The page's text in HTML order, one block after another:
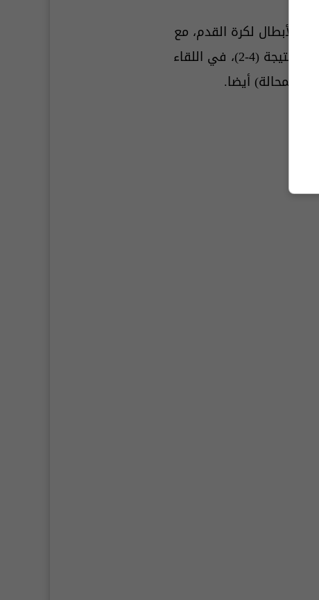
الأبطال لكرة القدم، مع
" على حساب فريق السد القطري، إثر فوزه عليه بنتيجة (4-2)، في اللقاء
(المحالة) أيضا.